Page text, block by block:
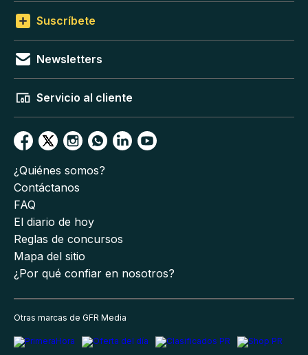
Suscríbete
Newsletters
Servicio al cliente
¿Quiénes somos?
Contáctanos
FAQ
El diario de hoy
Reglas de concursos
Mapa del sitio
¿Por qué confiar en nosotros?
Otras marcas de GFR Media